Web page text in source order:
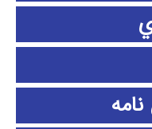
نامه